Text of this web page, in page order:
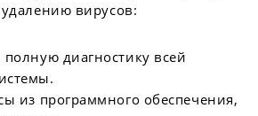
вирусов:
диагностику всей
из программного обеспечения,